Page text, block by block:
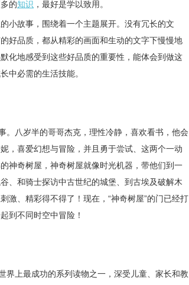
的知识 ，最好是学以致用。
小故事，围绕着一个主题展开。没有冗长的文
好品质，都从精彩的画面和生动的文字下慢慢地
化地感受到这些好品质的重要性，能体会到做这
中必需的生活技能。
。八岁半的哥哥杰克，理性冷静，喜欢看书，他会
，喜爱幻想与冒险，并且勇于尝试、这两个一动
神奇树屋，神奇树屋就像时光机器，带他们到一
、和骑士探访中古世纪的城堡、到古埃及破解木
、精彩得不得了！现在，“神奇树屋”的门已经打
到不同时空中冒险！
界上最成功的系列读物之一，深受儿童、家长和教